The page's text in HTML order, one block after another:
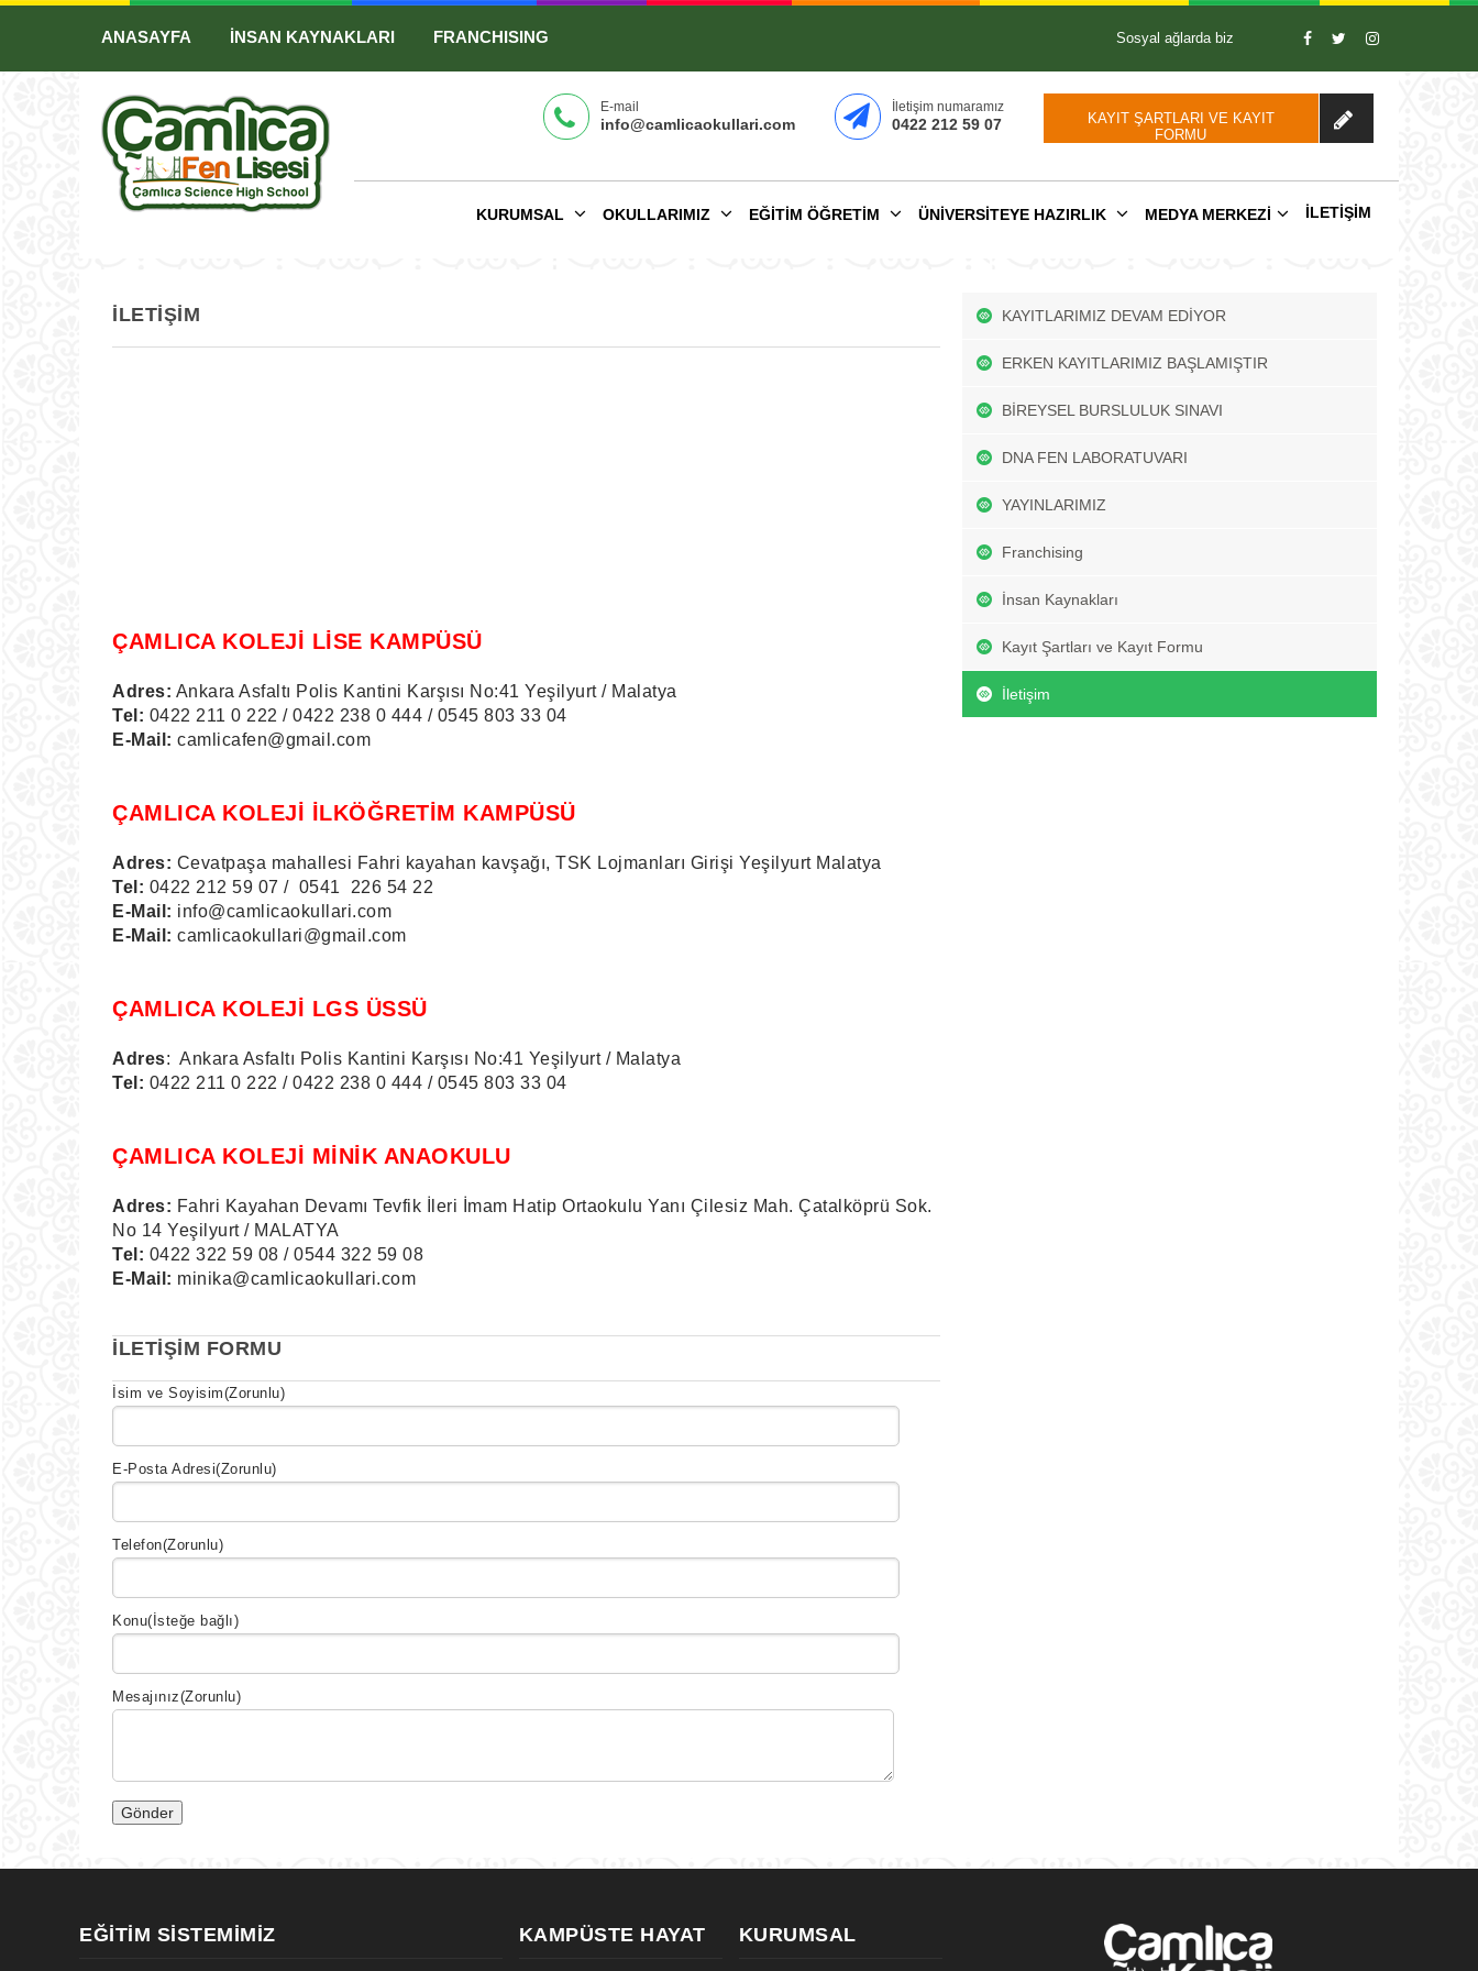
ANASAYFA İNSAN KAYNAKLARI FRANCHISING Sosyal ağlarda biz
E-mail
info@camlicaokullari.com
İletişim numaramız
0422 212 59 07
KAYIT ŞARTLARI VE KAYIT
FORMU
KURUMSAL OKULLARIMIZ EĞITIM ÖĞRETIM ÜNIVERSITEYE HAZIRLIK MEDYA MERKEZİ İLETIŞIM
İLETIŞIM
ÇAMLICA KOLEJİ LİSE KAMPÜSÜ
Adres: Ankara Asfaltı Polis Kantini Karşısı No:41 Yeşilyurt / Malatya
Tel: 0422 211 0 222 / 0422 238 0 444 / 0545 803 33 04
E-Mail: camlicafen@gmail.com
ÇAMLICA KOLEJİ İLKÖĞRETİM KAMPÜSÜ
Adres: Cevatpaşa mahallesi Fahri kayahan kavşağı, TSK Lojmanları Girişi Yeşilyurt Malatya
Tel: 0422 212 59 07 / 0541 226 54 22
E-Mail: info@camlicaokullari.com
E-Mail: camlicaokullari@gmail.com
ÇAMLICA KOLEJİ LGS ÜSSÜ
Adres: Ankara Asfaltı Polis Kantini Karşısı No:41 Yeşilyurt / Malatya
Tel: 0422 211 0 222 / 0422 238 0 444 / 0545 803 33 04
ÇAMLICA KOLEJİ MİNİK ANAOKULU
Adres: Fahri Kayahan Devamı Tevfik İleri İmam Hatip Ortaokulu Yanı Çilesiz Mah. Çatalköprü Sok.
No 14 Yeşilyurt / MALATYA
Tel: 0422 322 59 08 / 0544 322 59 08
E-Mail: minika@camlicaokullari.com
İLETİŞİM FORMU
İsim ve Soyisim(Zorunlu)
E-Posta Adresi(Zorunlu)
Telefon(Zorunlu)
Konu(İsteğe bağlı)
Mesajınız(Zorunlu)
KAYITLARIMIZ DEVAM EDİYOR
ERKEN KAYITLARIMIZ BAŞLAMIŞTIR
BİREYSEL BURSLULUK SINAVI
DNA FEN LABORATUVARI
YAYINLARIMIZ
Franchising
İnsan Kaynakları
Kayıt Şartları ve Kayıt Formu
İletişim
EĞITIM SISTEMIMIZ KAMPÜSTE HAYAT KURUMSAL